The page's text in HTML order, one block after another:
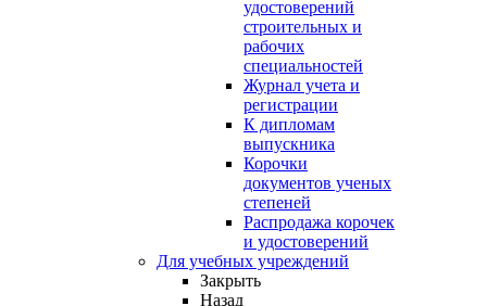
удостоверений
строительных и
рабочих
специальностей
Журнал учета и
регистрации
К дипломам
выпускника
Корочки
документов ученых
степеней
Распродажа корочек
и удостоверений
Для учебных учреждений
Закрыть
Назад